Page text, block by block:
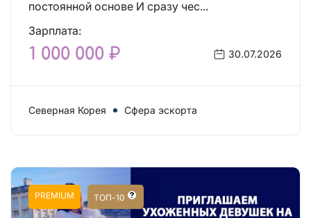
постоянной основе И сразу чес...
Зарплата:
1 000 000 ₽ 30.07.2026
Северная Корея Сфера эскорта
PREMIUM ТОП-10